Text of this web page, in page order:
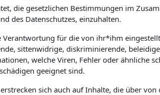
die gesetzlichen Bestimmungen im
des Datenschutzes, einzuhalten.
für die von ihr*ihm
sittenwidrige, diskriminierende,
welche Viren, Fehler oder ähnliche
geeignet sind.
sich auch auf Inhalte, die über